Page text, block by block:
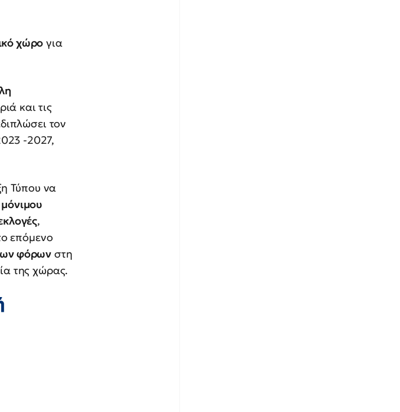
χώρο για
και τις
τον
-2027,
Τύπου να
,
επόμενο
φόρων στη
της χώρας.